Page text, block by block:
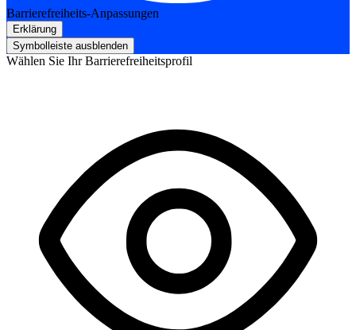
Barrierefreiheits-Anpassungen
Erklärung
Symbolleiste ausblenden
Wählen Sie Ihr Barrierefreiheitsprofil